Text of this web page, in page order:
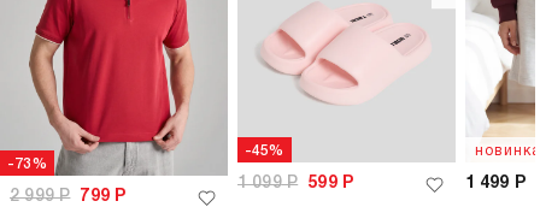
-73%
2 999Р 799 Р
-45%
1 099Р 599Р 1 499 Р